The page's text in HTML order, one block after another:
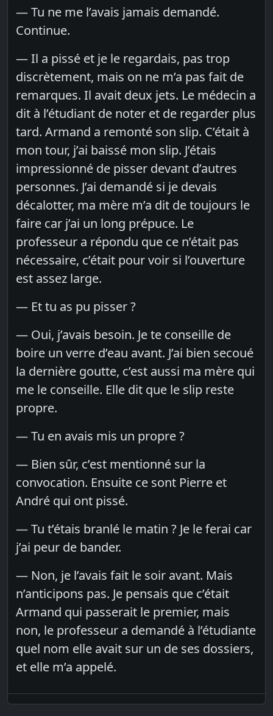
— Tu ne me l’avais jamais demandé.
Continue.
— Il a pissé et je le regardais, pas trop
discrètement, mais on ne m’a pas fait de
remarques. Il avait deux jets. Le médecin a
dit à l’étudiant de noter et de regarder plus
tard. Armand a remonté son slip. C’était à
mon tour, j’ai baissé mon slip. J’étais
impressionné de pisser devant d’autres
personnes. J’ai demandé si je devais
décalotter, ma mère m’a dit de toujours le
faire car j’ai un long prépuce. Le
professeur a répondu que ce n’était pas
nécessaire, c’était pour voir si l’ouverture
est assez large.
— Et tu as pu pisser ?
— Oui, j’avais besoin. Je te conseille de
boire un verre d’eau avant. J’ai bien secoué
la dernière goutte, c’est aussi ma mère qui
me le conseille. Elle dit que le slip reste
propre.
— Tu en avais mis un propre ?
— Bien sûr, c’est mentionné sur la
convocation. Ensuite ce sont Pierre et
André qui ont pissé.
— Tu t’étais branlé le matin ? Je le ferai car
j’ai peur de bander.
— Non, je l’avais fait le soir avant. Mais
n’anticipons pas. Je pensais que c’était
Armand qui passerait le premier, mais
non, le professeur a demandé à l’étudiante
quel nom elle avait sur un de ses dossiers,
et elle m’a appelé.